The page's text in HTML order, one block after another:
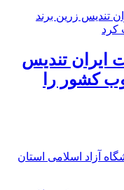
ایران تندیس
کشور را